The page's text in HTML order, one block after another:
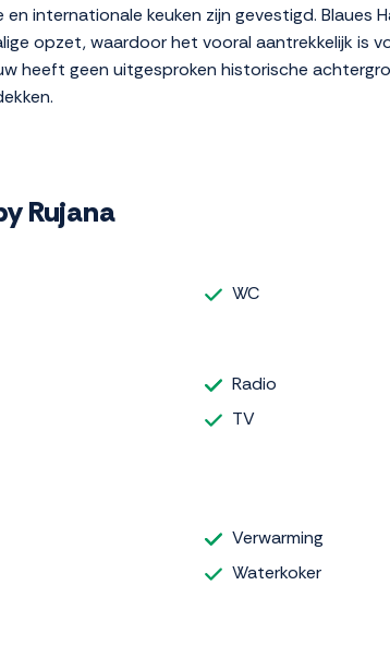
internationale keuken zijn gevestigd. Blaues
opzet, waardoor het vooral aantrekkelijk is
heeft geen uitgesproken historische
Rujana
WC
Radio
TV
Verwarming
Waterkoker